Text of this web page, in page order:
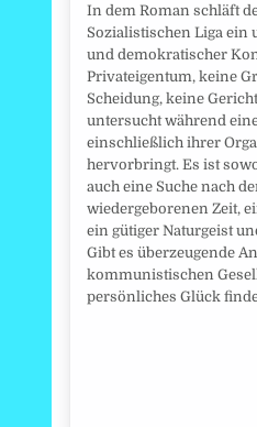
In dem Roman schläft
Sozialistischen Liga ein
und demokratischer
Privateigentum, keine
Scheidung, keine
untersucht während
einschließlich ihrer
hervorbringt. Es ist
auch eine Suche nach
wiedergeborenen Zeit,
ein gütiger Naturgeist
Gibt es überzeugende
kommunistischen
persönliches Glück